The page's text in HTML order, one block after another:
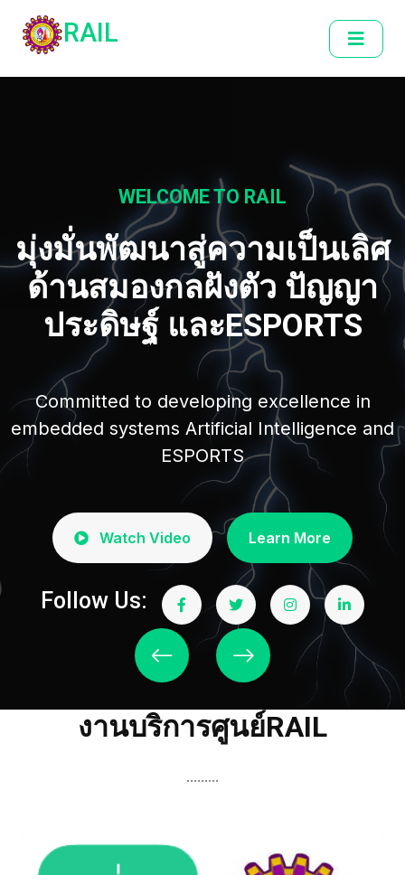
RAIL
WELCOME TO RAIL
มุ่งมั่นพัฒนาสู่ความเป็นเลิศ
ด้านสมองกลฝังตัว ปัญญา
ประดิษฐ์ และESPORTS
Committed to developing excellence in
embedded systems Artificial Intelligence and
ESPORTS
Watch Video Learn More
Follow Us:
งานบริการศูนย์RAIL
.........